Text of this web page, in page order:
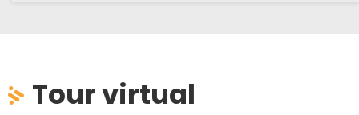
Tour virtual